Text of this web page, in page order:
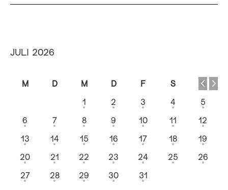
JULI 2026
M D M D F S S
1 2 3 4 5
6 7 8 9 10 11 12
13 14 15 16 17 18 19
20 21 22 23 24 25 26
27 28 29 30 31